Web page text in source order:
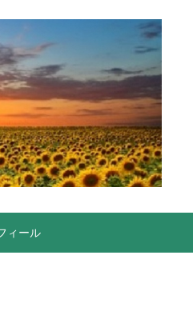
ィール